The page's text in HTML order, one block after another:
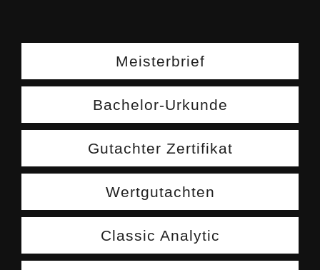
Meisterbrief
Bachelor-Urkunde
Gutachter Zertifikat
Wertgutachten
Classic Analytic